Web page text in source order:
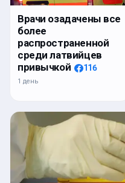
Врачи озадачены все
более
распространенной
среди латвийцев
привычкой
116
1 день